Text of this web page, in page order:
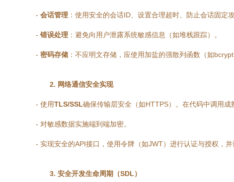
- 会话管理 ：使用安全的会话ID、设置合理超时、防止会话固定攻
- 错误处理 ：避免向用户泄露系统敏感信息（如堆栈跟踪）。
- 密码存储 ：不应明文存储，应使用加盐的强散列函数（如bcrypt
2. 网络通信安全实现
- 使用TLS/SSL确保传输层安全（如HTTPS）。在代码中调用成
- 对敏感数据实施端到端加密。
- 实现安全的API接口，使用令牌（如JWT）进行认证与授权，并
3. 安全开发生命周期（SDL）